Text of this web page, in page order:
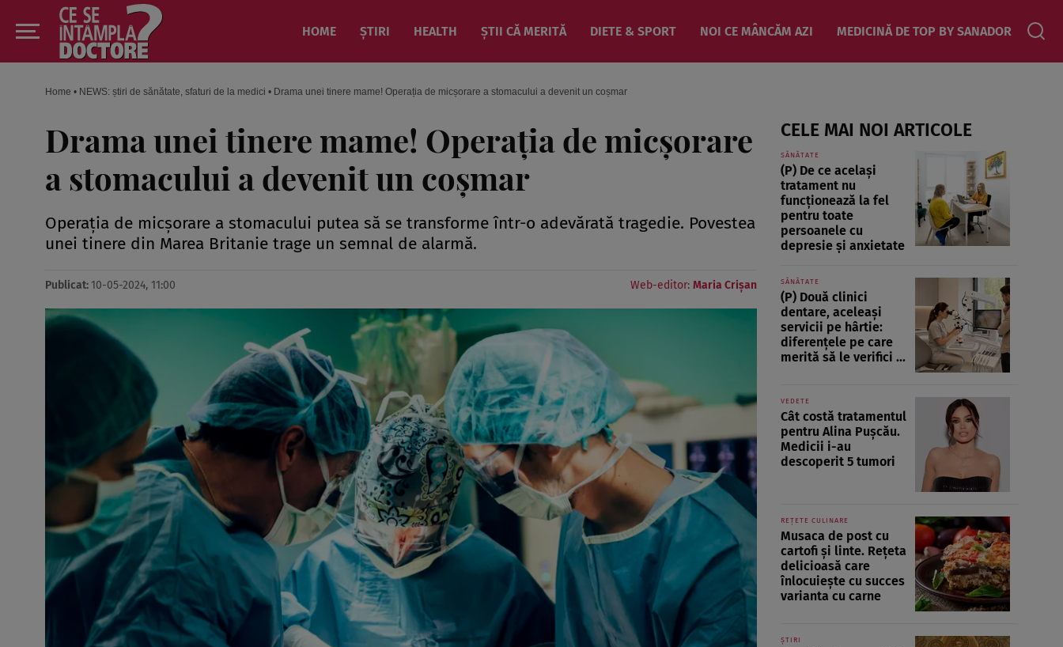
HOME ȘTIRI HEALTH ȘTII CĂ MERITĂ DIETE & SPORT NOI CE MÂNCĂM AZI MEDICINĂ DE TOP BY SANADOR
Home • NEWS: știri de sănătate, sfaturi de la medici • Drama unei tinere mame! Operația de micșorare a stomacului a devenit un coșmar
Drama unei tinere mame! Operația de micșorare
a stomacului a devenit un coșmar
Operația de micșorare a stomacului putea să se transforme într-o adevărată tragedie. Povestea
unei tinere din Marea Britanie trage un semnal de alarmă.
Publicat: 10-05-2024, 11:00 Web-editor: Maria Crișan
CELE MAI NOI ARTICOLE
SĂNĂTATE
(P) De ce același
tratament nu
funcționează la fel
pentru toate
persoanele cu
depresie și anxietate
SĂNĂTATE
(P) Două clinici
dentare, aceleași
servicii pe hârtie:
diferențele pe care
merită să le verifici ...
VEDETE
Cât costă tratamentul
pentru Alina Pușcău.
Medicii i-au
descoperit 5 tumori
REȚETE CULINARE
Musaca de post cu
cartofi și linte. Rețeta
delicioasă care
înlocuiește cu succes
varianta cu carne
ȘTIRI